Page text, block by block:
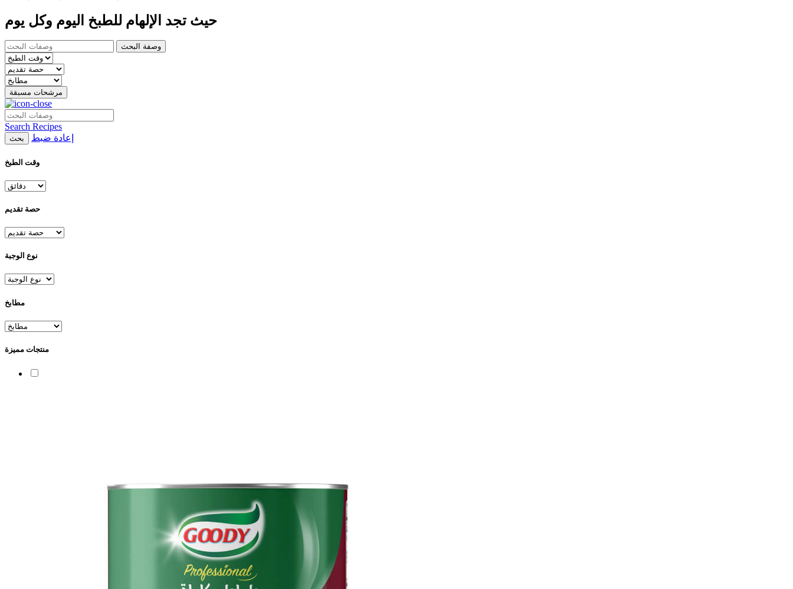
حيث تجد الإلهام للطبخ اليوم وكل يوم
وصفة البحث
مرشحات مسبقة
Search Recipes
بحث إعادة ضبط
وقت الطبخ
حصة تقديم
نوع الوجبة
مطابخ
منتجات مميزة